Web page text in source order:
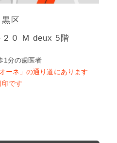
区
０ M deux 5階
1分の歯医者
ーネ」の通り道にあります
印です